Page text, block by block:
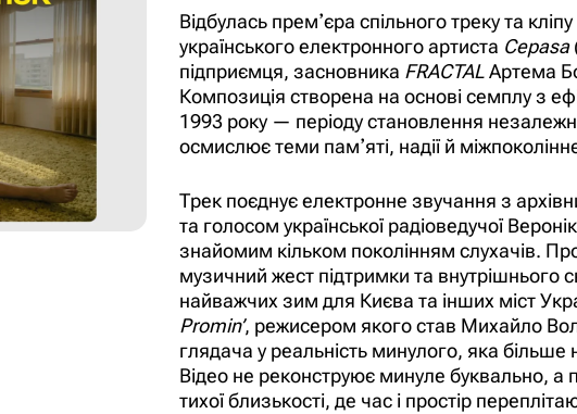
Відбулась премʼєра спільного треку та кліпу
українського електронного артиста Cepasa
підприємця, засновника FRACTALАртема
Композиція створена на основі семплу з
1993 року — періоду становлення
осмислює теми памʼяті, надії й
Трек поєднує електронне звучання з
та голосом української радіоведучої
знайомим кільком поколінням слухачів.
музичний жест підтримки та внутрішнього
найважчих зим для Києва та інших міст
Promin’, режисером якого став Михайло
глядача у реальність минулого, яка більше
Відео не реконструює минуле буквально, а
тихої близькості, де час і простір